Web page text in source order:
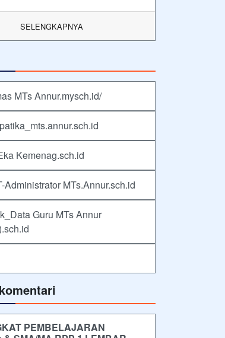
SELENGKAPNYA
MTs Annur.mysch.id/
Kemenag.sch.id
Administrator MTs.Annur.sch.id
Guru MTs Annur
PEMBELAJARAN